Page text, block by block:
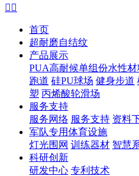
 
首页
超耐磨自结纹
产品展示
PUA高耐候单组份水性材
跑道 硅PU球场 健身步道
塑 丙烯酸轮滑场
服务支持
服务网络 服务支持 资料
军队专用体育设施
灯光围网 训练器材 智慧
科研创新
研发中心 专利技术